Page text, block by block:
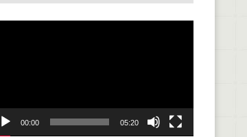
00:00 05:20